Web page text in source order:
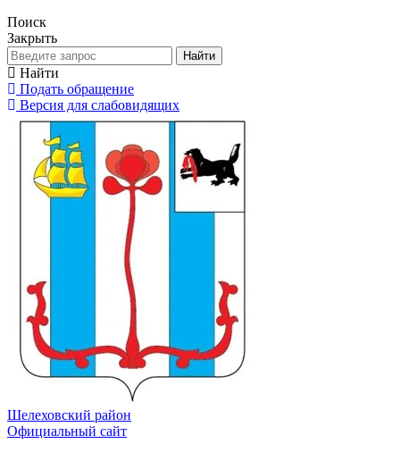
Поиск
Закрыть
Найти
Найти
Подать обращение
Версия для слабовидящих
Шелеховский район
Официальный сайт